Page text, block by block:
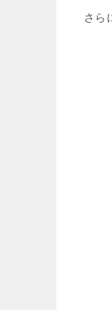
さら